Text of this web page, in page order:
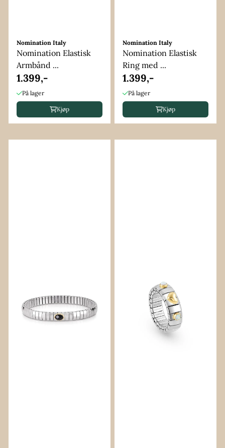
Nomination Italy
Nomination Elastisk
Armbånd ...
1.399,-
På lager
Kjøp
Nomination Italy
Nomination Elastisk
Ring med ...
1.399,-
På lager
Kjøp